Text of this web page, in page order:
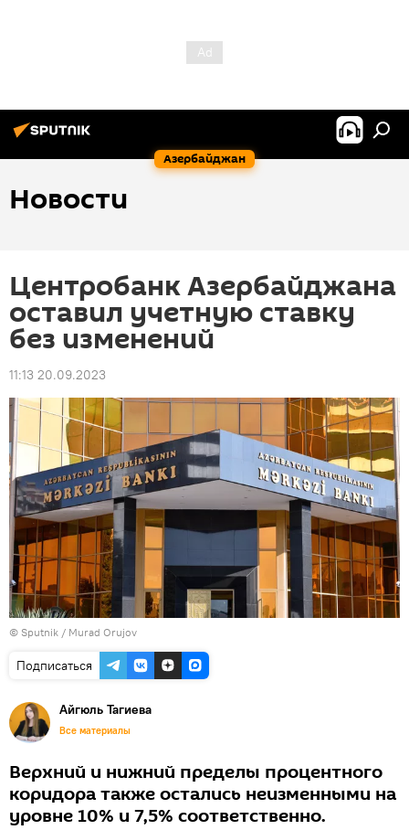
Азербайджан
Новости
Центробанк Азербайджана
оставил учетную ставку
без изменений
11:13 20.09.2023
© Sputnik / Murad Orujov
Подписаться
Айгюль Тагиева
Все материалы
Верхний и нижний пределы процентного
коридора также остались неизменными на
уровне 10% и 7,5% соответственно.